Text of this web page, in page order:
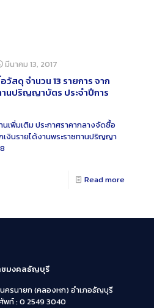
มีนาคม 13, 2017
สดุ จำนวน 13 รายการ จาก
านปริญญาบัตร ประจำปีการ
นเพิ่มเติมประกาศราคากลางจัดซื้อ
เงินรายได้งานพระราชทานปริญญา
Read more
ชมงคลธัญบุรี
ครนายก (คลองหก)อำเภอธัญบุรี
พท์ : 0 2549 3040